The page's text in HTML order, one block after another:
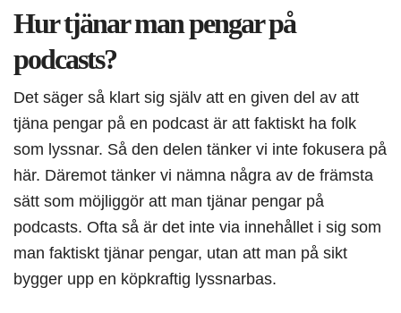
Hur tjänar man pengar på
podcasts?
Det säger så klart sig själv att en given del av att
tjäna pengar på en podcast är att faktiskt ha folk
som lyssnar. Så den delen tänker vi inte fokusera på
här. Däremot tänker vi nämna några av de främsta
sätt som möjliggör att man tjänar pengar på
podcasts. Ofta så är det inte via innehållet i sig som
man faktiskt tjänar pengar, utan att man på sikt
bygger upp en köpkraftig lyssnarbas.